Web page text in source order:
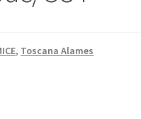
, Toscana Alames